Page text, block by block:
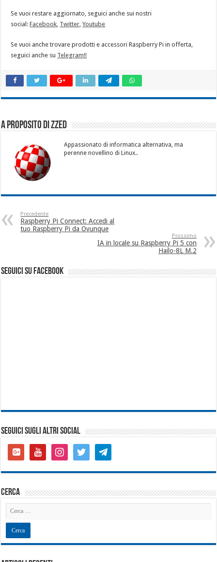
Se vuoi restare aggiornato, seguici anche sui nostri
social:Facebook Twitter ,Youtube
Se vuoi anche trovare prodotti e accessori Raspberry Pi in offerta,
seguici anche su Telegram!!
A proposito di Zzed
Appassionato di informatica alternativa, ma
perenne novellino di Linux..
Precedente
Raspberry Pi Connect: Accedi al
tuo Raspberry Pi da Ovunque
Prossimo
IA in locale su Raspberry Pi 5 con
Hailo-8L M.2
seguici su facebook
SEGUICI SUGLI ALTRI SOCIAL
google-
plus-
youtubeinstagramtwitter telegram
cerca